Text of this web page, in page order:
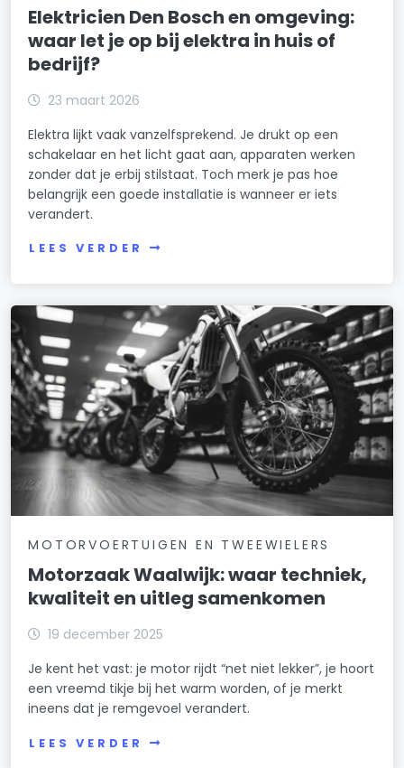
Elektricien Den Bosch en omgeving:
waar let je op bij elektra in huis of
bedrijf?
23 maart 2026
Elektra lijkt vaak vanzelfsprekend. Je drukt op een
schakelaar en het licht gaat aan, apparaten werken
zonder dat je erbij stilstaat. Toch merk je pas hoe
belangrijk een goede installatie is wanneer er iets
verandert.
LEES VERDER
MOTORVOERTUIGEN EN TWEEWIELERS
Motorzaak Waalwijk: waar techniek,
kwaliteit en uitleg samenkomen
19 december 2025
Je kent het vast: je motor rijdt “net niet lekker”, je hoort
een vreemd tikje bij het warm worden, of je merkt
ineens dat je remgevoel verandert.
LEES VERDER